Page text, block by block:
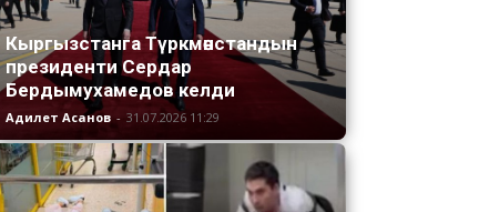
Кыргызстанга Түркмөнстандын
президенти Сердар
Бердымухамедов келди
Адилет Асанов - 31.07.2026 11:29